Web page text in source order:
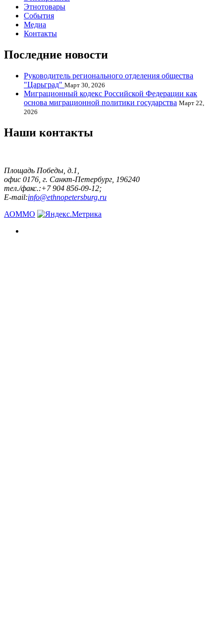
Этнотовары
События
Медиа
Контакты
Последние новости
Руководитель регионального отделения общества
"Царьград" Март 30, 2026
Миграционный кодекс Российской Федерации как
основа миграционной политики государства Март 22,
2026
Наши контакты
Площадь Победы, д.1,
офис 0176, г. Санкт-Петербург, 196240
тел./факс.:+7 904 856-09-12;
E-mail:info@ethnopetersburg.ru
АОММО